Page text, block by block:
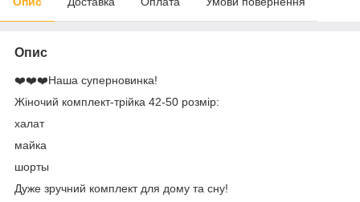
Опис
❤️❤️❤️Наша суперновинка!
Жіночий комплект-трійка 42-50 розмір:
халат
майка
шорты
Дуже зручний комплект для дому та сну!